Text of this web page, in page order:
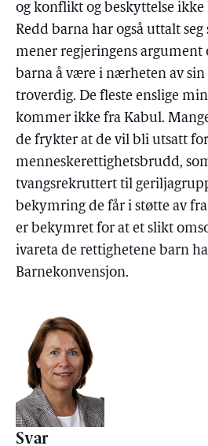
og konflikt og beskyttelse ikke
Redd barna har også uttalt
mener regjeringens argument
barna å være i nærheten av
troverdig. De fleste enslige
kommer ikke fra Kabul.
de frykter at de vil bli utsatt for
menneskerettighetsbrudd,
tvangsrekruttert til
bekymring de får i støtte av
er bekymret for at et slikt
ivareta de rettighetene barn
Barnekonvensjon.
Svar